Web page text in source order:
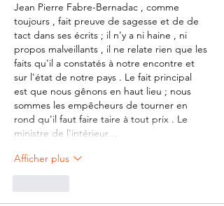
Jean Pierre Fabre-Bernadac , comme
toujours , fait preuve de sagesse et de de
tact dans ses écrits ; il n'y a ni haine , ni
propos malveillants , il ne relate rien que les
faits qu'il a constatés à notre encontre et
sur l'état de notre pays . Le fait principal
est que nous gênons en haut lieu ; nous
sommes les empêcheurs de tourner en
rond qu'il faut faire taire à tout prix . Le
ministre de l'intérieur…
Afficher plus